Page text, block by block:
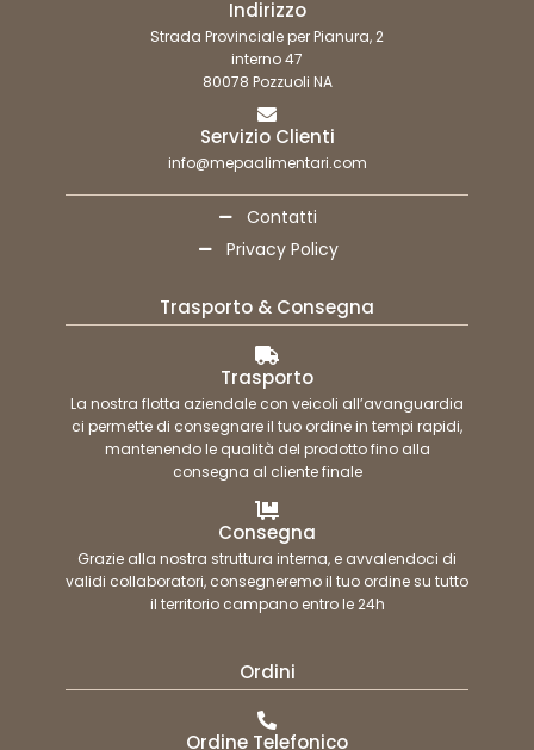
Indirizzo
Strada Provinciale per Pianura, 2
interno 47
80078 Pozzuoli NA
Servizio Clienti
info@mepaalimentari.com
Contatti
Privacy Policy
Trasporto & Consegna
Trasporto
La nostra flotta aziendale con veicoli all’avanguardia
ci permette di consegnare il tuo ordine in tempi rapidi,
mantenendo le qualità del prodotto fino alla
consegna al cliente finale
Consegna
Grazie alla nostra struttura interna, e avvalendoci di
validi collaboratori, consegneremo il tuo ordine su tutto
il territorio campano entro le 24h
Ordini
Ordine Telefonico